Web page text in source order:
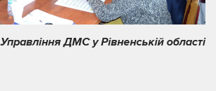
Управління ДМС у Рівненській області